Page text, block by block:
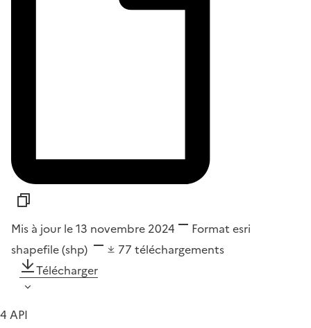
Mis à jour le 13 novembre 2024 Format esri
shapefile (shp)
77 téléchargements
Télécharger
4 API